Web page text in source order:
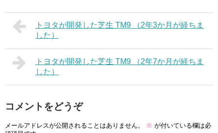
トヨタが開発した芝生 TM9 （2年3か月が経ちま
した）
トヨタが開発した芝生 TM9 （2年7か月が経ちま
した）
コメントをどうぞ
メールアドレスが公開されることはありません。 ※ が付いている欄は必